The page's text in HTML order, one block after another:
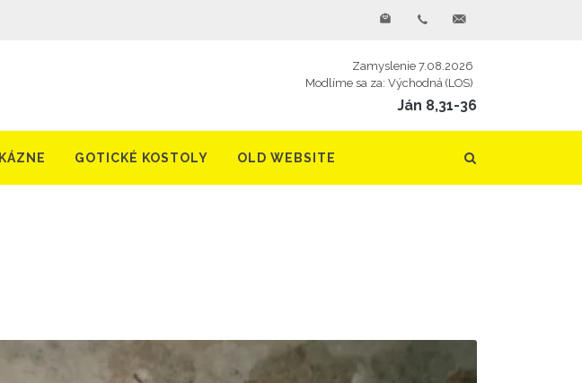
Zamyslenie 7.08.2026
Modlíme sa za: Východná (LOS)
Ján 8,31-36
KÁZNE GOTICKÉ KOSTOLY OLD WEBSITE